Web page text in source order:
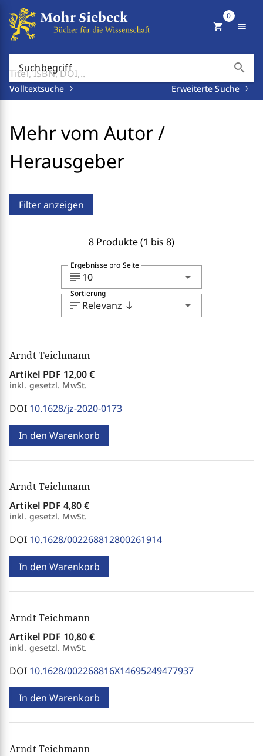
Suchbegriff search
Volltextsuche Erweiterte Suche
shopping_cart
0
menu
Mehr vom Autor /
Herausgeber
Filter anzeigen
8 Produkte (1 bis 8)
subject 10 arrow_drop_down
Ergebnisse pro Seite
sortRelevanz south arrow_drop_down
Sortierung
Arndt Teichmann
Artikel PDF 12,00 €
inkl. gesetzl. MwSt.
DOI 10.1628/jz-2020-0173
In den Warenkorb
Arndt Teichmann
Artikel PDF 4,80 €
inkl. gesetzl. MwSt.
DOI 10.1628/002268812800261914
In den Warenkorb
Arndt Teichmann
Artikel PDF 10,80 €
inkl. gesetzl. MwSt.
DOI 10.1628/002268816X14695249477937
In den Warenkorb
Arndt Teichmann